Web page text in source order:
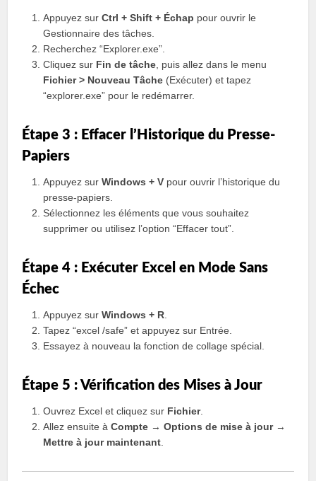
Appuyez surCtrl + Shift + Échap pour ouvrir le
Gestionnaire des tâches.
Recherchez “Explorer.exe”.
Cliquez sur Fin de tâche , puis allez dans le menu
Fichier > Nouveau Tâche (Exécuter) et tapez
“explorer.exe” pour le redémarrer.
Étape 3 : Effacer l’Historique du Presse-
Papiers
Appuyez surWindows + V pour ouvrir l’historique du
presse-papiers.
Sélectionnez les éléments que vous souhaitez
supprimer ou utilisez l’option “Effacer tout”.
Étape 4 : Exécuter Excel en Mode Sans
Échec
Appuyez surWindows + R
Tapez “excel /safe” et appuyez sur Entrée.
Essayez à nouveau la fonction de collage spécial.
Étape 5 : Vérification des Mises à Jour
Ouvrez Excel et cliquez sur Fichier.
Allez ensuite àCompte →Options de mise à jour→
Mettre à jour maintenant